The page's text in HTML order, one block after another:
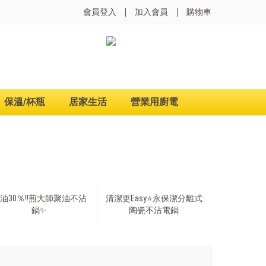
會員登入 加入會員 購物車
保溫/杯瓶 居家生活 營業用廚電
30％‼️煎大師聚油不沾
鍋✨
清潔更Easy⭐永保潔分離式
陶瓷不沾電鍋